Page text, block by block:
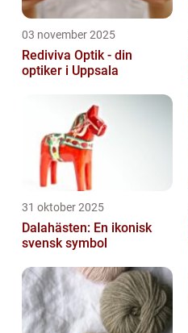
03 november 2025
Rediviva Optik - din
optiker i Uppsala
31 oktober 2025
Dalahästen: En ikonisk
svensk symbol